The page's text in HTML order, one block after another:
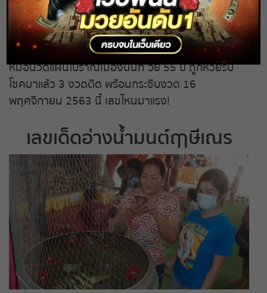
ถ่ายทอดสดหวยรัฐบาล
ถ่ายทอดสดหวยออมสิน
ถ่ายทอดสดหวย ธกส.
ถ่ายทอดสดหวยลาว
ถ่ายทอดสดหวยลาว ซุปเปอร์
ถ่ายทอดสดหวยฮานอย
ถ่ายทอดสดหวยฮานอยพิเศษ
ถ่ายทอดสดหวยมาเลย์
Content Writer
15 พ.ย. 2563
ชวนแฟนหวยส่อง เลขเด็ดอ่างน้ำมนต์ฤาษีเณร หลัง
หมอนวดแผนโบราณเมืองนนท์ วัย 55 ปี ถูกหวยรับ
โชคมาแล้ว 3 งวดติด พร้อมกระซิบงวด 16
พฤศจิกายน 2563 นี้ เลขไหนมาแรง!
เลขเด็ดอ่างน้ำมนต์ฤาษีเณร